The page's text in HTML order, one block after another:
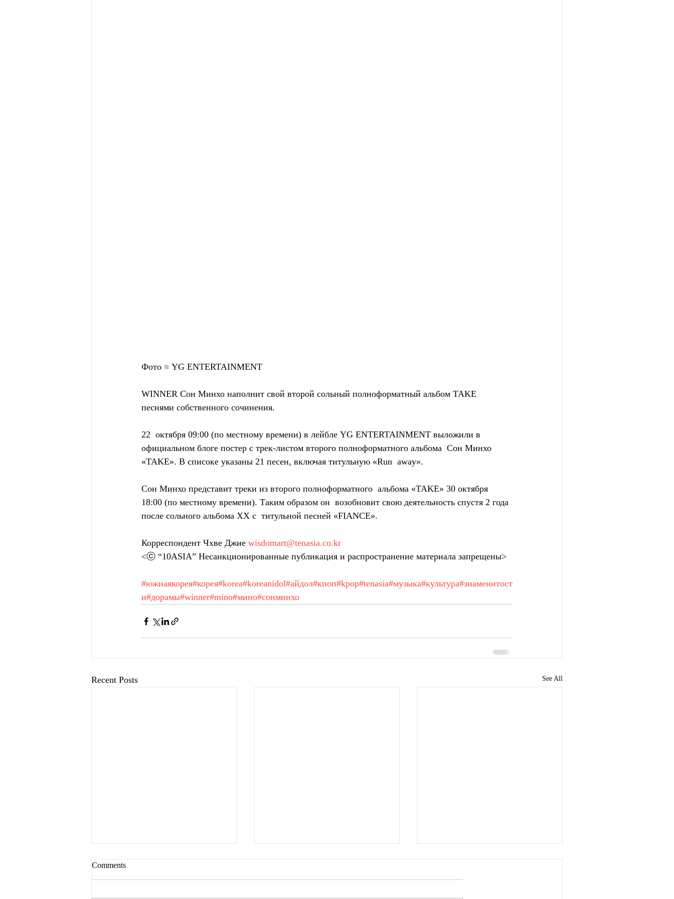
Фото = YG ENTERTAINMENT
WINNER Сон Минхо наполнит свой второй сольный полноформатный альбом TAKE
песнями собственного сочинения.
22  октября 09:00 (по местному времени) в лейбле YG ENTERTAINMENT выложили в
официальном блоге постер с трек-листом второго полноформатного альбома  Сон Минхо
«TAKE». В списоке указаны 21 песен, включая титульную «Run  away».
Сон Минхо представит треки из второго полноформатного  альбома «TAKE» 30 октября
18:00 (по местному времени). Таким образом он  возобновит свою деятельность спустя 2 года
после сольного альбома XX с  титульной песней «FIANCE».
Корреспондент Чхве Джие wisdomart@tenasia.co.kr
<ⓒ “10ASIA” Несанкционированные публикация и распространение материала запрещены>
#южнаякорея#корея#korea#koreanidol#айдол#кпоп#kpop#tenasia#музыка#культура#знаменитост
и#дорамы#winner#mino#мино#сонминхо
Recent Posts See All
Comments